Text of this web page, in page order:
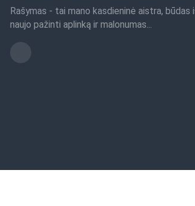
Rašymas - tai mano kasdieninė aistra, būdas
naujo pažinti aplinką ir malonumas...